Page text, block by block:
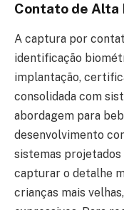
Contato de Alta
A captura por
identificação
implantação,
consolidada com
abordagem para
desenvolvimento
sistemas projetados
capturar o detalhe
crianças mais